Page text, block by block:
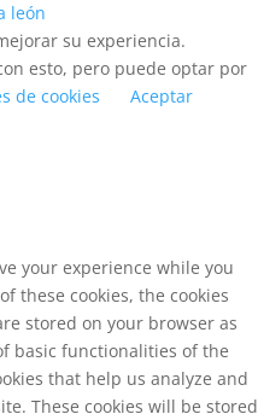
león
su experiencia.
esto, pero puede optar por
de cookies
Aceptar
your experience while you
these cookies, the cookies
stored on your browser as
basic functionalities of the
that help us analyze and
These cookies will be stored